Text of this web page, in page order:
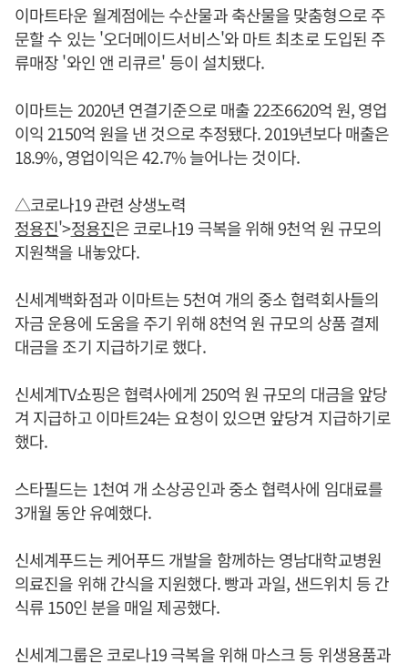
이마트타운 월계점에는 수산물과 축산물을 맞춤형으로 주
문할 수 있는 '오더메이드서비스'와 마트 최초로 도입된 주
류매장 '와인 앤 리큐르' 등이 설치됐다.
이마트는 2020년 연결기준으로 매출 22조6620억 원, 영업
이익 2150억 원을 낸 것으로 추정됐다. 2019년보다 매출은
18.9%, 영업이익은 42.7% 늘어나는 것이다.
△코로나19 관련 상생노력
정용진'>정용진은 코로나19 극복을 위해 9천억 원 규모의
지원책을 내놓았다.
신세계백화점과 이마트는 5천여 개의 중소 협력회사들의
자금 운용에 도움을 주기 위해 8천억 원 규모의 상품 결제
대금을 조기 지급하기로 했다.
신세계TV쇼핑은 협력사에게 250억 원 규모의 대금을 앞당
겨 지급하고 이마트24는 요청이 있으면 앞당겨 지급하기로
했다.
스타필드는 1천여 개 소상공인과 중소 협력사에 임대료를
3개월 동안 유예했다.
신세계푸드는 케어푸드 개발을 함께하는 영남대학교병원
의료진을 위해 간식을 지원했다. 빵과 과일, 샌드위치 등 간
식류 150인 분을 매일 제공했다.
신세계그룹은 코로나19 극복을 위해 마스크 등 위생용품과